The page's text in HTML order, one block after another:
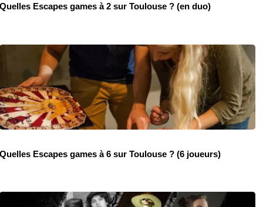
Escapes games à 2 sur Toulouse ? (en duo)
Escapes games à 6 sur Toulouse ? (6 joueurs)